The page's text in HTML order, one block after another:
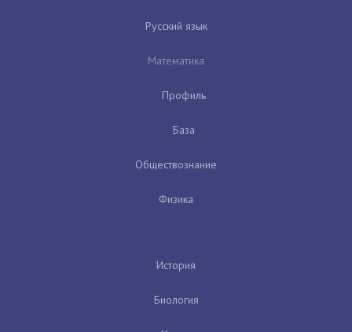
Русский язык
Математика
Профиль
База
Обществознание
Физика
История
Биология